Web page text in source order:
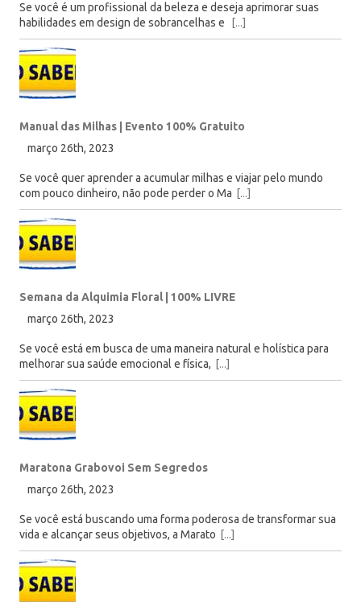
Se você é um profissional da beleza e deseja aprimorar suas
habilidades em design de sobrancelhas e
[...]
Manual das Milhas | Evento 100% Gratuito
março 26th, 2023
Se você quer aprender a acumular milhas e viajar pelo mundo
com pouco dinheiro, não pode perder o Ma [...]
Semana da Alquimia Floral | 100% LIVRE
março 26th, 2023
Se você está em busca de uma maneira natural e holística para
melhorar sua saúde emocional e física, [...]
Maratona Grabovoi Sem Segredos
março 26th, 2023
Se você está buscando uma forma poderosa de transformar sua
vida e alcançar seus objetivos, a Marato [...]